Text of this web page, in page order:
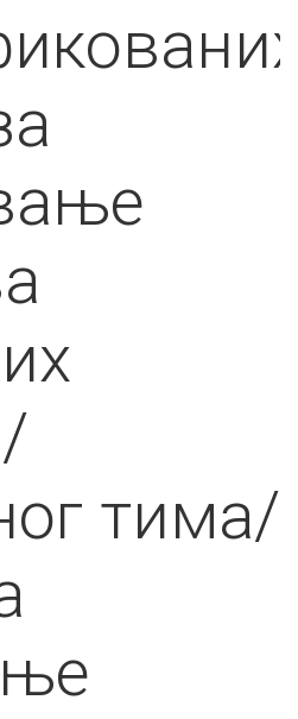
тима/